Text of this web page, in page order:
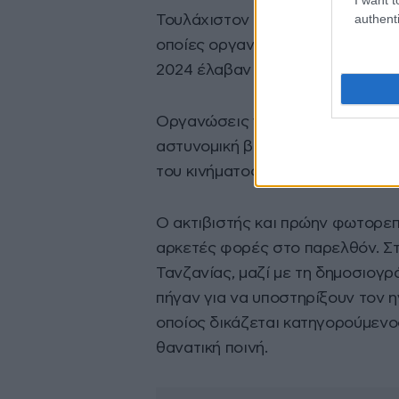
Τουλάχιστον 19 άνθρωποι
οποίες οργανώθηκαν στη μνήμη
2024 έλαβαν ανεξέλεγκτες
Οργανώσεις για την προάσπιση
αστυνομική βία και την
του κινήματος.
Ο ακτιβιστής και πρώην
αρκετές φορές στο παρελθόν.
Τανζανίας, μαζί με τη
πήγαν για να υποστηρίξουν τον
οποίος δικάζεται
θανατική ποινή.